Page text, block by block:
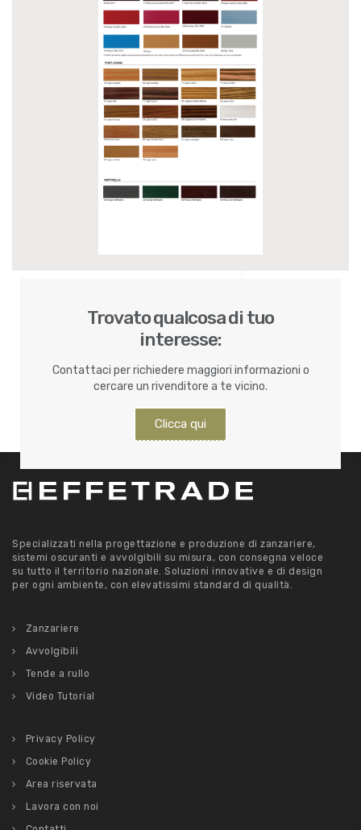
Trovato qualcosa di tuo
interesse:
Contattaci per richiedere maggiori informazioni o
cercare un rivenditore a te vicino.
Clicca qui
Specializzati nella progettazione e produzione di zanzariere,
sistemi oscuranti e avvolgibili su misura, con consegna veloce
su tutto il territorio nazionale. Soluzioni innovative e di design
per ogni ambiente, con elevatissimi standard di qualità.
Zanzariere
Avvolgibili
Tende a rullo
Video Tutorial
Privacy Policy
Cookie Policy
Area riservata
Lavora con noi